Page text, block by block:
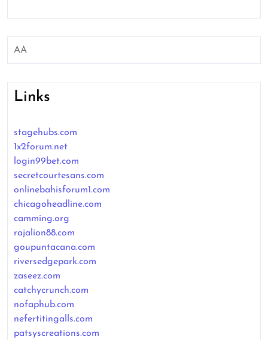
AA
Links
stagehubs.com
1x2forum.net
login99bet.com
secretcourtesans.com
onlinebahisforum1.com
chicagoheadline.com
camming.org
rajalion88.com
goupuntacana.com
riversedgepark.com
zaseez.com
catchycrunch.com
nofaphub.com
nefertitingalls.com
patsyscreations.com